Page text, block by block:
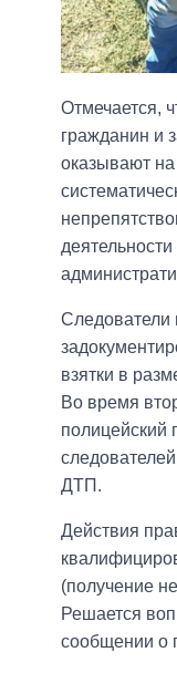
Отмечается,
гражданин и
оказывают на
Следователи
взятки в
Во время
полицейский
ДТП.
Действия
(получение
Решается
сообщении о